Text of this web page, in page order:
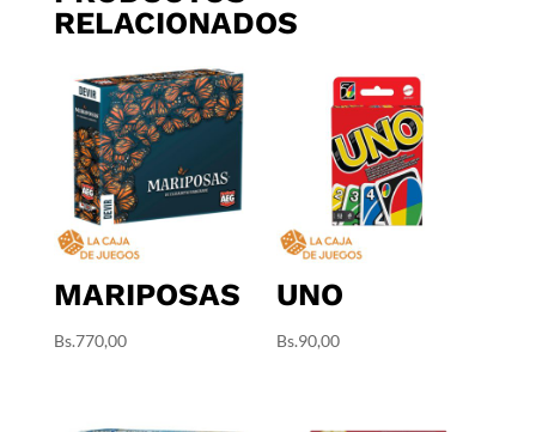
RELACIONADOS
MARIPOSAS
Bs.770,00
UNO
Bs.90,00